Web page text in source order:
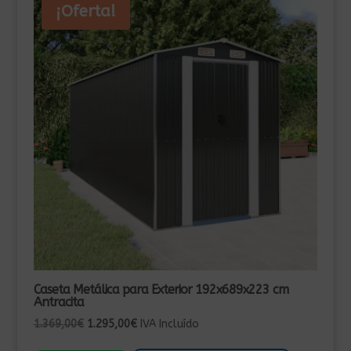
¡Oferta!
Caseta Metálica para Exterior 192x689x223 cm
Antracita
1.369,00€ El
1.295,00€ElIVA Incluído